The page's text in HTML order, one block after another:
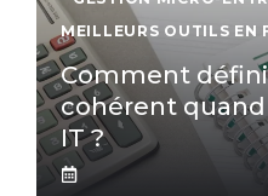
MEILLEURS OUTILS EN
Comment
cohérent
IT ?